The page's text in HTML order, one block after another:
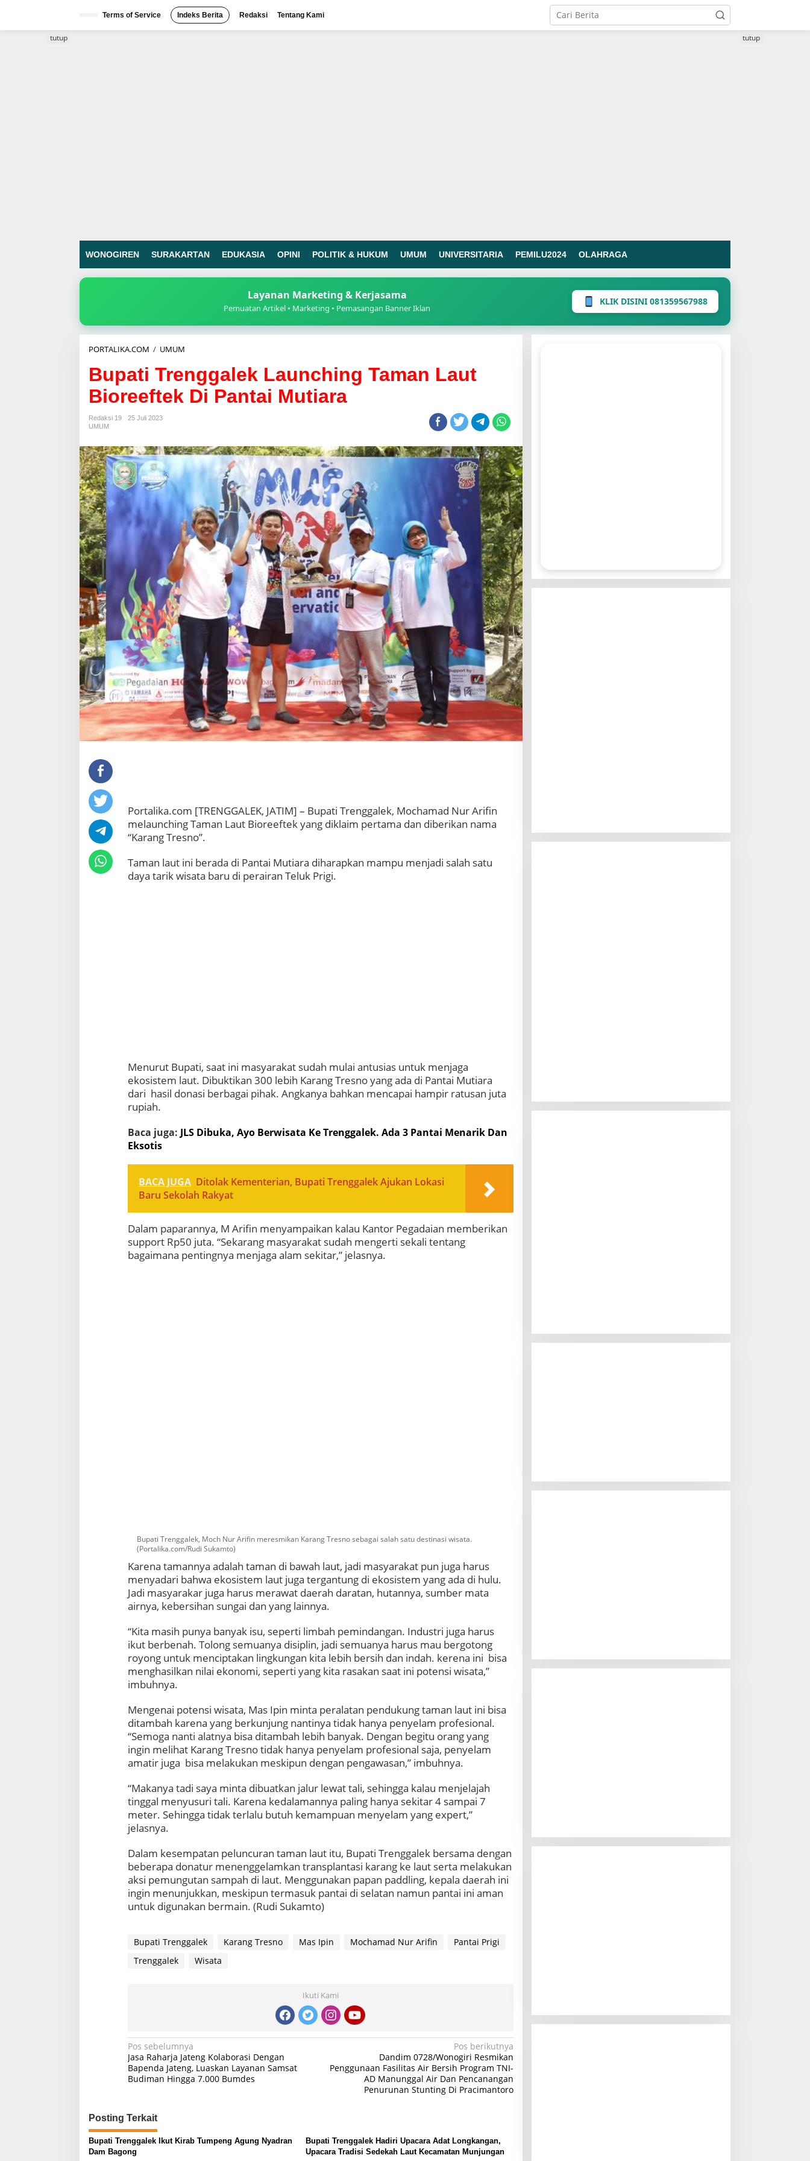
Terms of Service Indeks Berita Redaksi Tentang Kami
WONOGIREN SURAKARTAN EDUKASIA OPINI POLITIK & HUKUM UMUM UNIVERSITARIA PEMILU2024 OLAHRAGA
tutup tutup
Layanan Marketing & Kerjasama
Pemuatan Artikel • Marketing • Pemasangan Banner Iklan
KLIK DISINI 081359567988
PORTALIKA.COM / UMUM
Launching
Taman
Laut
Bioreeftek
Bupati Trenggalek Launching Taman Laut
Bioreeftek Di Pantai Mutiara
Redaksi 19
25 Juli 2023
UMUM
Portalika.com [TRENGGALEK, JATIM] – Bupati Trenggalek, Mochamad Nur Arifin
melaunching Taman Laut Bioreeftek yang diklaim pertama dan diberikan nama
“Karang Tresno”.
Taman laut ini berada di Pantai Mutiara diharapkan mampu menjadi salah satu
daya tarik wisata baru di perairan Teluk Prigi.
Menurut Bupati, saat ini masyarakat sudah mulai antusias untuk menjaga
ekosistem laut. Dibuktikan 300 lebih Karang Tresno yang ada di Pantai Mutiara
dari hasil donasi berbagai pihak. Angkanya bahkan mencapai hampir ratusan juta
rupiah.
Baca juga: JLS Dibuka, Ayo Berwisata Ke Trenggalek. Ada 3 Pantai Menarik Dan
Eksotis
BACA JUGA Ditolak Kementerian, Bupati Trenggalek Ajukan Lokasi
Baru Sekolah Rakyat
Dalam paparannya, M Arifin menyampaikan kalau Kantor Pegadaian memberikan
support Rp50 juta. “Sekarang masyarakat sudah mengerti sekali tentang
bagaimana pentingnya menjaga alam sekitar,” jelasnya.
Bupati Trenggalek, Moch Nur Arifin meresmikan Karang Tresno sebagai salah satu destinasi wisata.
(Portalika.com/Rudi Sukamto)
Karena tamannya adalah taman di bawah laut, jadi masyarakat pun juga harus
menyadari bahwa ekosistem laut juga tergantung di ekosistem yang ada di hulu.
Jadi masyarakar juga harus merawat daerah daratan, hutannya, sumber mata
airnya, kebersihan sungai dan yang lainnya.
“Kita masih punya banyak isu, seperti limbah pemindangan. Industri juga harus
ikut berbenah. Tolong semuanya disiplin, jadi semuanya harus mau bergotong
royong untuk menciptakan lingkungan kita lebih bersih dan indah. kerena ini bisa
menghasilkan nilai ekonomi, seperti yang kita rasakan saat ini potensi wisata,”
imbuhnya.
Mengenai potensi wisata, Mas Ipin minta peralatan pendukung taman laut ini bisa
ditambah karena yang berkunjung nantinya tidak hanya penyelam profesional.
“Semoga nanti alatnya bisa ditambah lebih banyak. Dengan begitu orang yang
ingin melihat Karang Tresno tidak hanya penyelam profesional saja, penyelam
amatir juga bisa melakukan meskipun dengan pengawasan,” imbuhnya.
“Makanya tadi saya minta dibuatkan jalur lewat tali, sehingga kalau menjelajah
tinggal menyusuri tali. Karena kedalamannya paling hanya sekitar 4 sampai 7
meter. Sehingga tidak terlalu butuh kemampuan menyelam yang expert,”
jelasnya.
Dalam kesempatan peluncuran taman laut itu, Bupati Trenggalek bersama dengan
beberapa donatur menenggelamkan transplantasi karang ke laut serta melakukan
aksi pemungutan sampah di laut. Menggunakan papan paddling, kepala daerah ini
ingin menunjukkan, meskipun termasuk pantai di selatan namun pantai ini aman
untuk digunakan bermain. (Rudi Sukamto)
Bupati Trenggalek Karang Tresno Mas Ipin Mochamad Nur Arifin
Pantai Prigi
Trenggalek
Wisata
Ikuti Kami
Navigasi
pos
Pos sebelumnya
Jasa Raharja Jateng Kolaborasi Dengan
Bapenda Jateng, Luaskan Layanan Samsat
Budiman Hingga 7.000 Bumdes
Pos berikutnya
Dandim 0728/Wonogiri Resmikan
Penggunaan Fasilitas Air Bersih Program TNI-
AD Manunggal Air Dan Pencanangan
Penurunan Stunting Di Pracimantoro
Posting Terkait
Bupati Trenggalek Ikut Kirab Tumpeng Agung Nyadran
Dam Bagong
Bupati Trenggalek Hadiri Upacara Adat Longkangan,
Upacara Tradisi Sedekah Laut Kecamatan Munjungan